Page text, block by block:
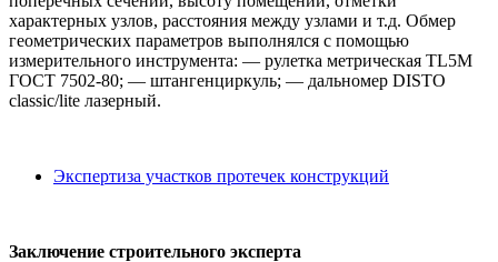
характерных узлов, расстояния между узлами и т.д. Обмер
геометрических параметров выполнялся с помощью
измерительного инструмента: — рулетка метрическая ТL5M
ГОСТ 7502-80; — штангенциркуль; — дальномер DISTO
classic/lite лазерный.
Экспертиза участков протечек конструкций
Заключение строительного эксперта